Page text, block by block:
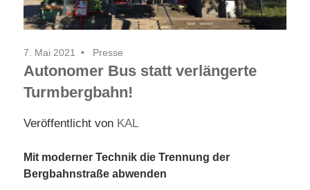
7. Mai 2021 Presse
Autonomer Bus statt verlängerte
Turmbergbahn!
Veröffentlicht von KAL
Mit moderner Technik die Trennung der
Bergbahnstraße abwenden